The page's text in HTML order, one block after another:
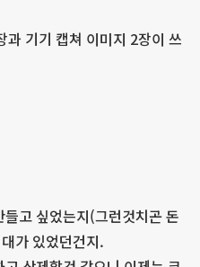
기기 캡쳐 이미지 2장이 쓰
고 싶었는지(그런것치곤 돈
가 있었던건지.